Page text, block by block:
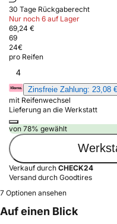
30 Tage Rückgaberecht
Nur noch 6 auf Lager
69,24 €
69
24€
pro Reifen
4
Zinsfreie Zahlung: 23,08
mit Reifenwechsel
Lieferung an die Werkstatt
von 78% gewählt
Verkauf durch CHECK24
Versand durch Goodtires
7 Optionen ansehen
Auf einen Blick